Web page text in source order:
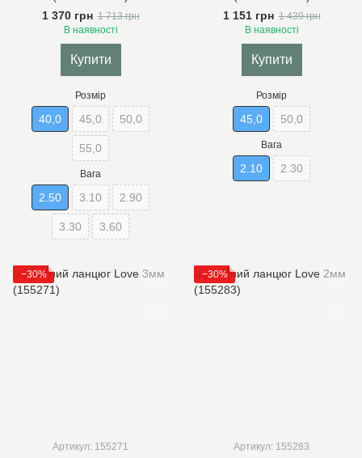
1 370 грн 1 713 грн
В наявності
Купити
Розмір
40,0 45,0 50,0
55,0
Вага
2.50 3.10 2.90
3.30 3.60
1 151 грн 1 439 грн
В наявності
Купити
Розмір
45,0 50,0
Вага
2.10 2.30
−30%
Артикул: 155271
−30%
Артикул: 155283